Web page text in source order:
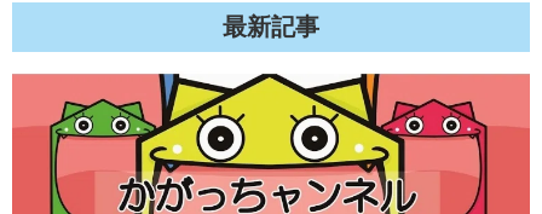
最新記事